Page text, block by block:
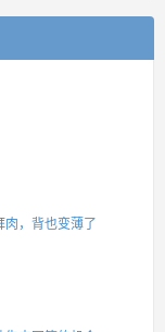
肉，背也变薄了